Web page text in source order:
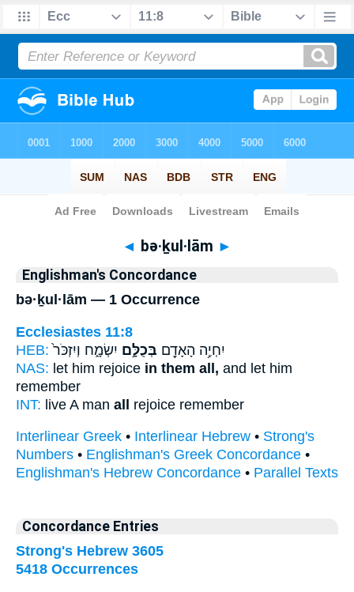
Bible> Strong's > Hebrew
◄ bə·ḵul·lām ►
Englishman's Concordance
bə·ḵul·lām — 1 Occurrence
Ecclesiastes 11:8
HEB:
יִחְיֶ֥ה הָאָדָ֖ם בְּכֻלָּ֣ם יִשְׂמָ֑ח וְיִזְכֹּר֙
NAS: let him rejoice in them all, and let him
remember
INT: live A man all rejoice remember
Interlinear Greek • Interlinear Hebrew • Strong's
Numbers • Englishman's Greek Concordance •
Englishman's Hebrew Concordance • Parallel Texts
Concordance Entries
Strong's Hebrew 3605
5418 Occurrences